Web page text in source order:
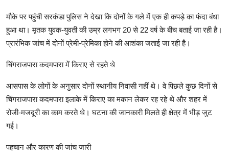
मौके पर पहुंची सरकंडा पुलिस ने देखा कि दोनों के गले में एक ही कपड़े का फंदा बंधा
हुआ था। मृतक युवक-युवती की उम्र लगभग 20 से 22 वर्ष के बीच बताई जा रही है।
प्रारंभिक जांच में दोनों प्रेमी-प्रेमिका होने की आशंका जताई जा रही है।
चिंगराजपारा कदमपारा में किराए से रहते थे
आसपास के लोगों के अनुसार दोनों स्थानीय निवासी नहीं थे। वे पिछले कुछ दिनों से
चिंगराजपारा कदमपारा इलाके में किराए का मकान लेकर रह रहे थे और शहर में
रोजी-मजदूरी का काम करते थे। घटना की जानकारी मिलते ही क्षेत्र में भीड़ जुट
गई।
पहचान और कारण की जांच जारी